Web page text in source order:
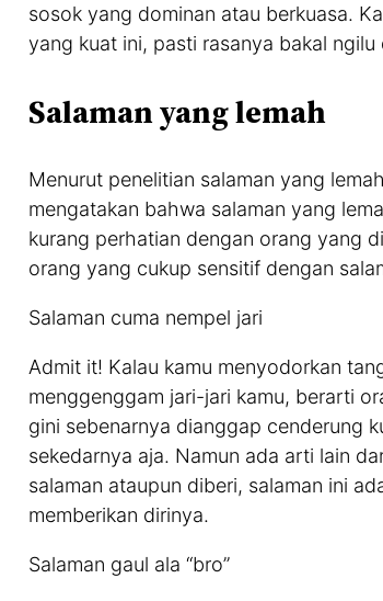
sosok yang dominan atau berkuasa.
yang kuat ini, pasti rasanya bakal
Salaman yang lemah
Menurut penelitian salaman yang
mengatakan bahwa salaman yang
kurang perhatian dengan orang yang
orang yang cukup sensitif dengan
Salaman cuma nempel jari
Admit it! Kalau kamu menyodorkan
menggenggam jari-jari kamu, berarti
gini sebenarnya dianggap cenderung
sekedarnya aja. Namun ada arti lain
salaman ataupun diberi, salaman ini
memberikan dirinya.
Salaman gaul ala “bro”